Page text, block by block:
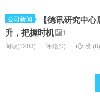
公司新闻
【德讯研究中
升，把握时机
1
阅读(1203)
评论(0) 赞 (8)